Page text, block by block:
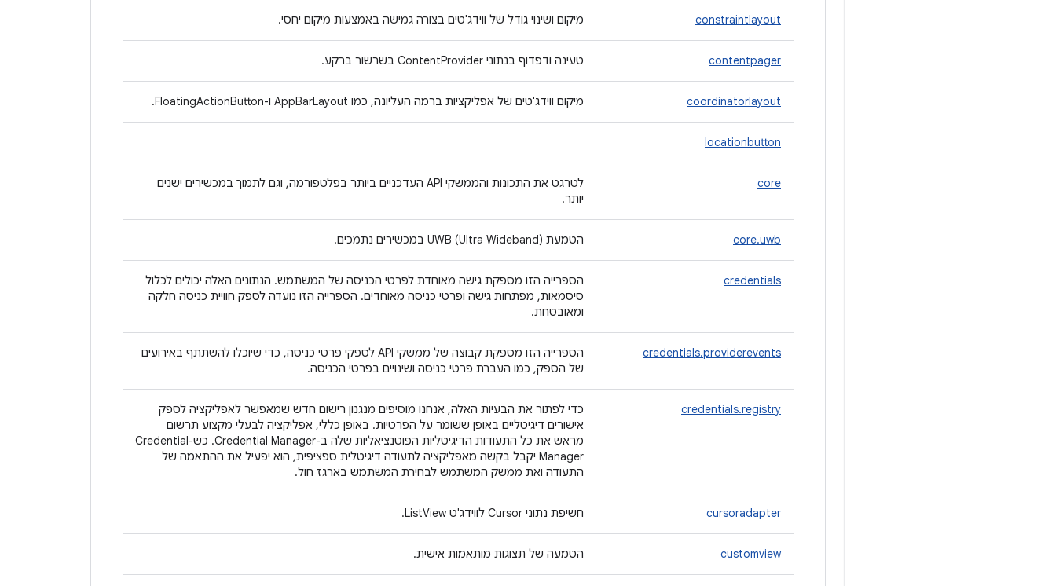
constraintlayout מיקום ושינוי גודל של ווידג'טים בצורה גמישה באמצעות מיקום יחסי.
contentpager טעינה ודפדוף בנתוני ContentProvider בשרשור ברקע.
coordinatorlayout מיקום ווידג'טים של אפליקציות ברמה העליונה, כמו AppBarLayout ו-FloatingActionButton.
locationbutton
core
לטרגט את התכונות והממשקי API העדכניים ביותר בפלטפורמה, וגם לתמוך במכשירים ישנים
יותר.
core.uwb הטמעת UWB (Ultra Wideband) במכשירים נתמכים.
credentials
הספרייה הזו מספקת גישה מאוחדת לפרטי הכניסה של המשתמש. הנתונים האלה יכולים לכלול
סיסמאות, מפתחות גישה ופרטי כניסה מאוחדים. הספרייה הזו נועדה לספק חוויית כניסה חלקה
ומאובטחת.
credentials.providerevents
הספרייה הזו מספקת קבוצה של ממשקי API לספקי פרטי כניסה, כדי שיוכלו להשתתף באירועים
של הספק, כמו העברת פרטי כניסה ושינויים בפרטי הכניסה.
credentials.registry
כדי לפתור את הבעיות האלה, אנחנו מוסיפים מנגנון רישום חדש שמאפשר לאפליקציה לספק
אישורים דיגיטליים באופן ששומר על הפרטיות. באופן כללי, אפליקציה לבעלי מקצוע תרשום
מראש את כל התעודות הדיגיטליות הפוטנציאליות שלה ב-Credential Manager. כש-Credential
Manager יקבל בקשה מאפליקציה לתעודה דיגיטלית ספציפית, הוא יפעיל את ההתאמה של
התעודה ואת ממשק המשתמש לבחירת המשתמש בארגז חול.
cursoradapter חשיפת נתוני Cursor לווידג'ט ListView.
customview הטמעה של תצוגות מותאמות אישית.